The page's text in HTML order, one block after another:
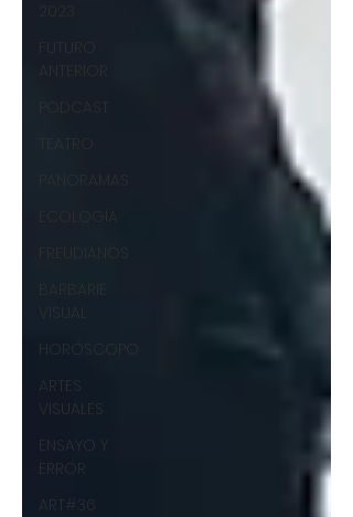
FUTURO
ANTERIOR
PODCAST
TEATRO
PANORAMAS
ECOLOGÍA
FREUDIANOS
BARBARIE
VISUAL
HORÓSCOPO
ARTES
VISUALES
ENSAYO Y
ERROR
ART#36